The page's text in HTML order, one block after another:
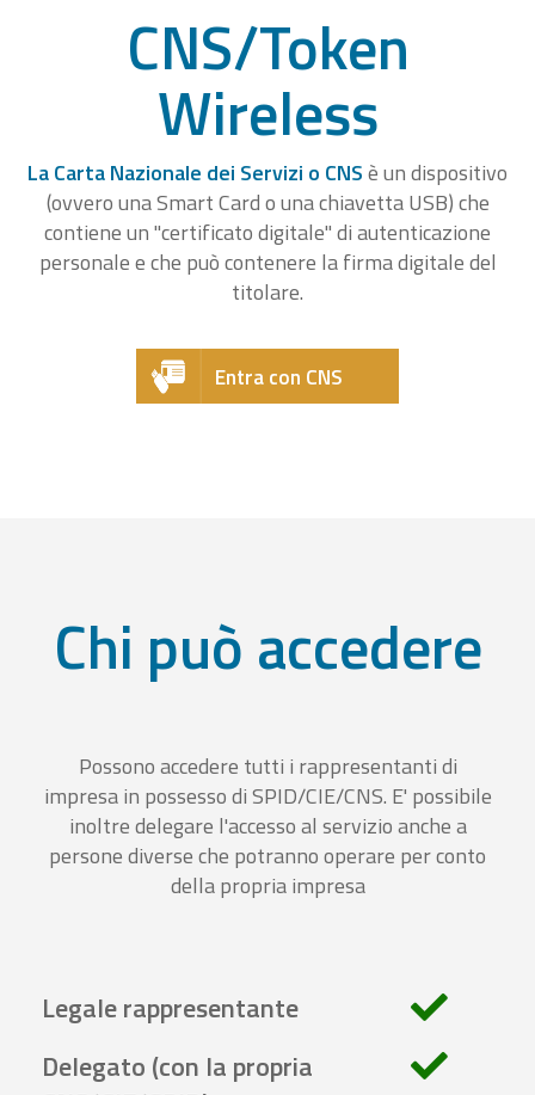
CNS/Token
Wireless
La Carta Nazionale dei Servizi o CNSè un dispositivo
(ovvero una Smart Card o una chiavetta USB) che
contiene un "certificato digitale" di autenticazione
personale e che può contenere la firma digitale del
titolare.
Entra con CNS
Chi può accedere
Possono accedere tutti i rappresentanti di
impresa in possesso di SPID/CIE/CNS. E' possibile
inoltre delegare l'accesso al servizio anche a
persone diverse che potranno operare per conto
della propria impresa
Legale rappresentante
Delegato (con la propria